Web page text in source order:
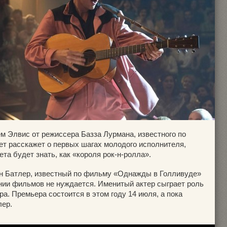
Элвис от режиссера Базза Лурмана, известного по
расскажет о первых шагах молодого исполнителя,
будет знать, как «короля рок-н-ролла».
Батлер, известный по фильму «Однажды в Голливуде»
фильмов не нуждается. Именитый актер сыграет роль
Премьера состоится в этом году 14 июля, а пока